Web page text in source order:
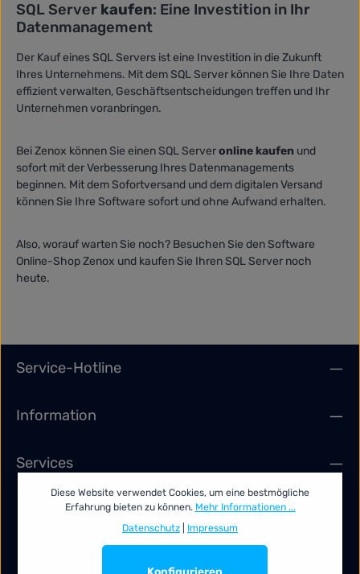
SQL Server kaufen: Eine Investition in Ihr
Datenmanagement
Der Kauf eines SQL Servers ist eine Investition in die Zukunft
Ihres Unternehmens. Mit dem SQL Server können Sie Ihre Daten
effizient verwalten, Geschäftsentscheidungen treffen und Ihr
Unternehmen voranbringen.
Bei Zenox können Sie einen SQL Serveronline kaufen und
sofort mit der Verbesserung Ihres Datenmanagements
beginnen. Mit dem Sofortversand und dem digitalen Versand
können Sie Ihre Software sofort und ohne Aufwand erhalten.
Also, worauf warten Sie noch? Besuchen Sie den Software
Online-Shop Zenox und kaufen Sie Ihren SQL Server noch
heute.
Service-Hotline
Information
Services
Diese Website verwendet Cookies, um eine bestmögliche
Erfahrung bieten zu können. Mehr Informationen ...
Datenschutz
Impressum